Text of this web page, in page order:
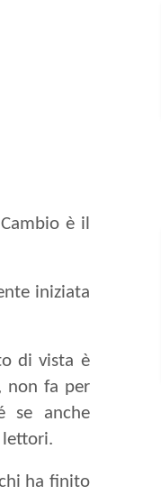
è il
iniziata
di vista è
non fa per
se anche
lettori.
ha finito